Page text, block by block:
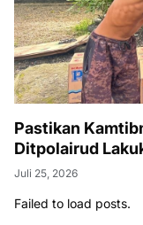
Pastikan
Ditpolairud
Juli 25, 2026
Failed to load posts.